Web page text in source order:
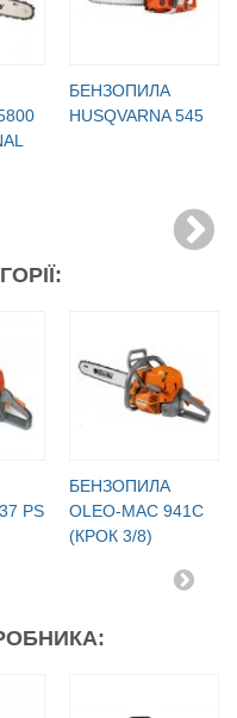
БЕНЗОПИЛА
HUSQVARNA 545
PS
БЕНЗОПИЛА
OLEO-МАC 941C
(КРОК 3/8)